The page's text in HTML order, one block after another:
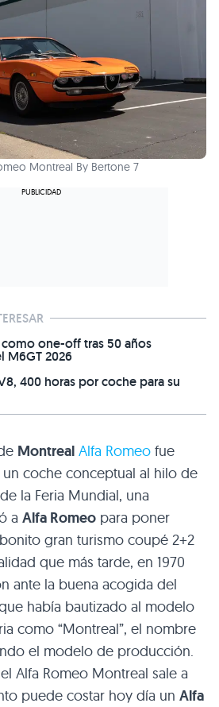
Montreal By Bertone 7
one-off tras 50 años
M6GT 2026
400 horas por coche para su
Montreal Alfa Romeo fue
coche conceptual al hilo de
la Feria Mundial, una
a Alfa Romeo para poner
gran turismo coupé 2+2
que más tarde, en 1970
ante la buena acogida del
había bautizado al modelo
como “Montreal”, el nombre
el modelo de producción.
Alfa Romeo Montreal sale a
puede costar hoy día un Alfa